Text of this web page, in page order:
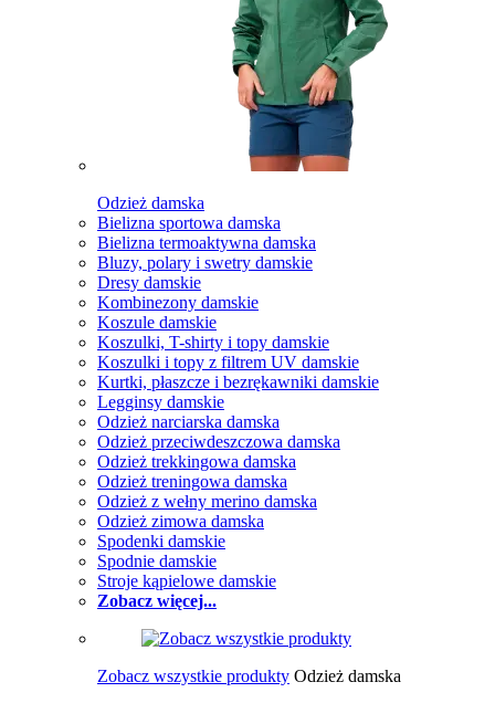
Odzież damska
Bielizna sportowa damska
Bielizna termoaktywna damska
Bluzy, polary i swetry damskie
Dresy damskie
Kombinezony damskie
Koszule damskie
Koszulki, T-shirty i topy damskie
Koszulki i topy z filtrem UV damskie
Kurtki, płaszcze i bezrękawniki damskie
Legginsy damskie
Odzież narciarska damska
Odzież przeciwdeszczowa damska
Odzież trekkingowa damska
Odzież treningowa damska
Odzież z wełny merino damska
Odzież zimowa damska
Spodenki damskie
Spodnie damskie
Stroje kąpielowe damskie
Zobacz więcej...
Zobacz wszystkie produkty Odzież damska